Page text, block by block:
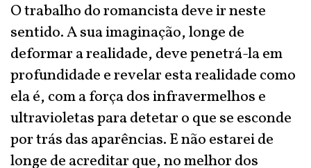
O trabalho do romancista deve ir neste
sentido. A sua imaginação, longe de
deformar a realidade, deve penetrá-la em
profundidade e revelar esta realidade como
ela é, com a força dos infravermelhos e
ultravioletas para detetar o que se esconde
por trás das aparências. E não estarei de
longe de acreditar que, no melhor dos